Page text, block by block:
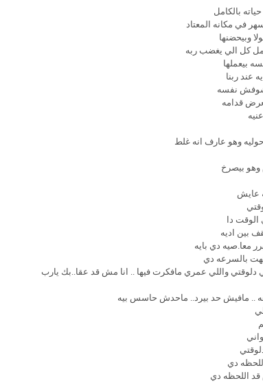
بالكامل
في مكانه المعتاد
وبيحضنها
كل الي يغضب ربه
بيعملها
عند ربنا
نفسه
قدامه
وهو عارف انه غلط
بيصرخ
عايش
دا
بين اديه
معا.صيه دي بايه
بالسرعه دي
واللي عمري مافكرت فيها .. انا مش قد عقا..بك يارب
.. مافيش حد بيرد.. ماحدش حاسس بيه
دي
قد اللحظه دي